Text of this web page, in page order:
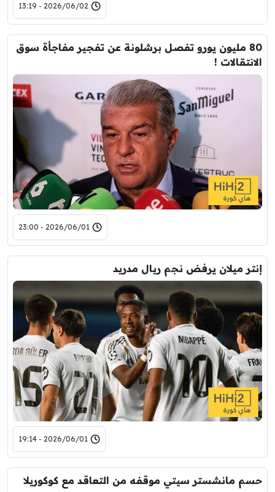
2026/06/02 - 13:19
80 مليون يورو تفصل برشلونة عن تفجير مفاجأة سوق
الانتقالات !
2026/06/01 - 23:00
إنتر ميلان يرفض نجم ريال مدريد
2026/06/01 - 19:14
حسم مانشستر سيتي موقفه من التعاقد مع كوكوريلا